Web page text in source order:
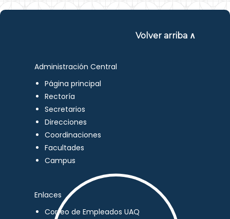
Volver arriba ∧
Administración Central
Página principal
Rectoría
Secretarios
Direcciones
Coordinaciones
Facultades
Campus
Enlaces
Correo de Empleados UAQ